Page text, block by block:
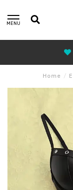
MENU
Home /